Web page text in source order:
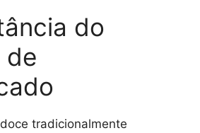
do
de
tradicionalmente